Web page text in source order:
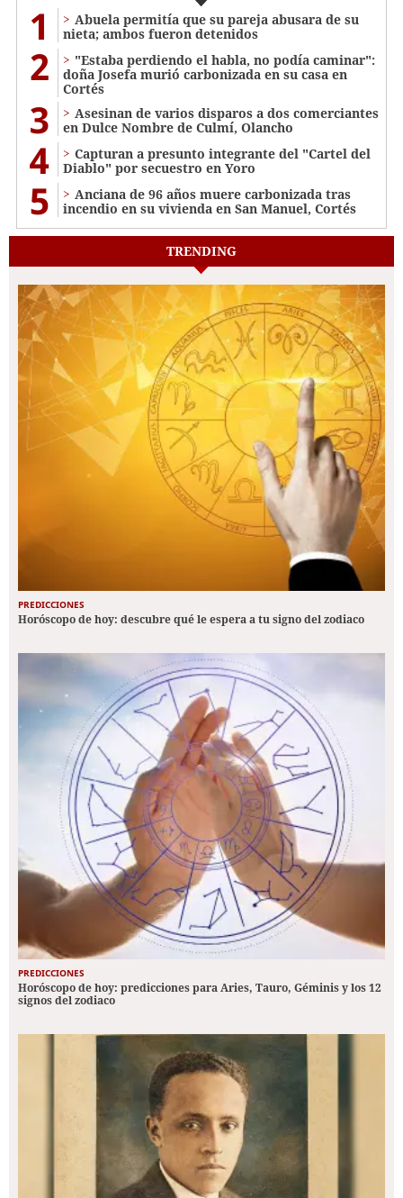
1
Abuela permitía que su pareja abusara de su
nieta; ambos fueron detenidos
2
"Estaba perdiendo el habla, no podía caminar":
doña Josefa murió carbonizada en su casa en
Cortés
3
Asesinan de varios disparos a dos comerciantes
en Dulce Nombre de Culmí, Olancho
4
Capturan a presunto integrante del "Cartel del
Diablo" por secuestro en Yoro
5
Anciana de 96 años muere carbonizada tras
incendio en su vivienda en San Manuel, Cortés
TRENDING
PREDICCIONES
Horóscopo de hoy: descubre qué le espera a tu signo del zodiaco
PREDICCIONES
Horóscopo de hoy: predicciones para Aries, Tauro, Géminis y los 12
signos del zodiaco